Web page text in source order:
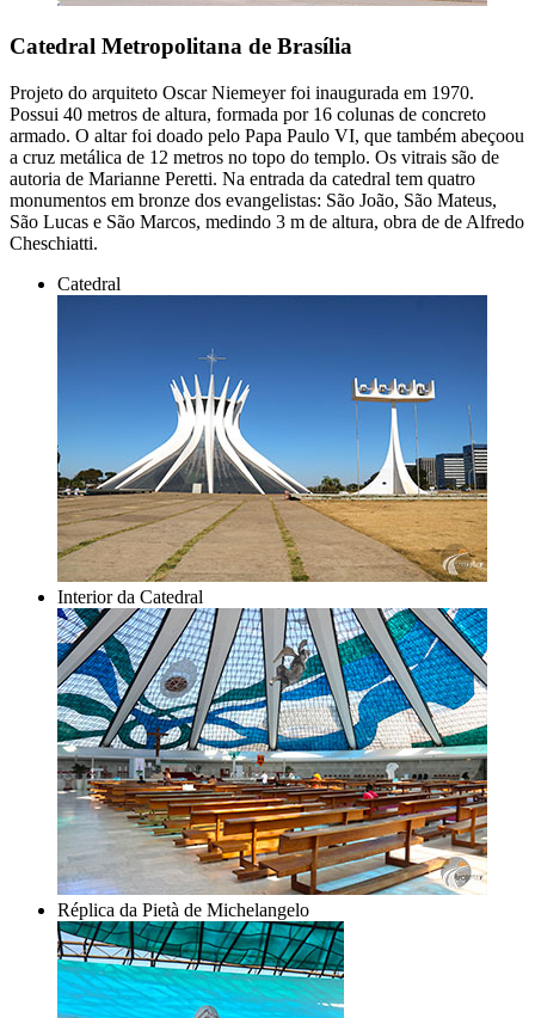
Catedral Metropolitana de Brasília
Projeto do arquiteto Oscar Niemeyer foi inaugurada em 1970.
Possui 40 metros de altura, formada por 16 colunas de concreto
armado. O altar foi doado pelo Papa Paulo VI, que também abeçoou
a cruz metálica de 12 metros no topo do templo. Os vitrais são de
autoria de Marianne Peretti. Na entrada da catedral tem quatro
monumentos em bronze dos evangelistas: São João, São Mateus,
São Lucas e São Marcos, medindo 3 m de altura, obra de de Alfredo
Cheschiatti.
Catedral
Interior da Catedral
Réplica da Pietà de Michelangelo